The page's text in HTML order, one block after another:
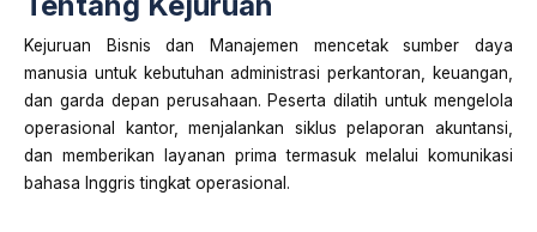
Kejuruan Bisnis dan Manajemen mencetak sumber daya
manusia untuk kebutuhan administrasi perkantoran, keuangan,
dan garda depan perusahaan. Peserta dilatih untuk mengelola
operasional kantor, menjalankan siklus pelaporan akuntansi,
dan memberikan layanan prima termasuk melalui komunikasi
bahasa Inggris tingkat operasional .